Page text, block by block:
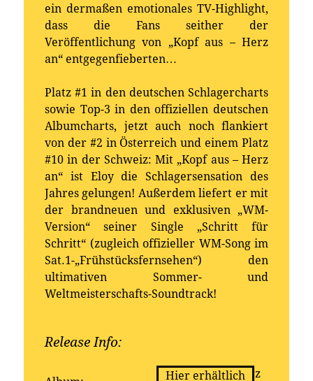
ein dermaßen emotionales TV-Highlight,
dass die Fans seither der
Veröffentlichung von „Kopf aus – Herz
an“ entgegenfieberten…
Platz #1 in den deutschen Schlagercharts
sowie Top-3 in den offiziellen deutschen
Albumcharts, jetzt auch noch flankiert
von der #2 in Österreich und einem Platz
#10 in der Schweiz: Mit „Kopf aus – Herz
an“ ist Eloy die Schlagersensation des
Jahres gelungen! Außerdem liefert er mit
der brandneuen und exklusiven „WM-
Version“ seiner Single „Schritt für
Schritt“ (zugleich offizieller WM-Song im
Sat.1-„Frühstücksfernsehen“) den
ultimativen Sommer- und
Weltmeisterschafts-Soundtrack!
Release Info:
Kopf aus - Herz
Hier erhältlich